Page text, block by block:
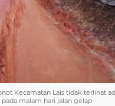
Kecamatan Lais tidak terlihat
malam hari jalan gelap